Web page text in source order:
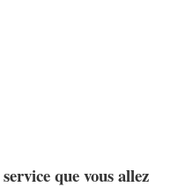
que vous allez